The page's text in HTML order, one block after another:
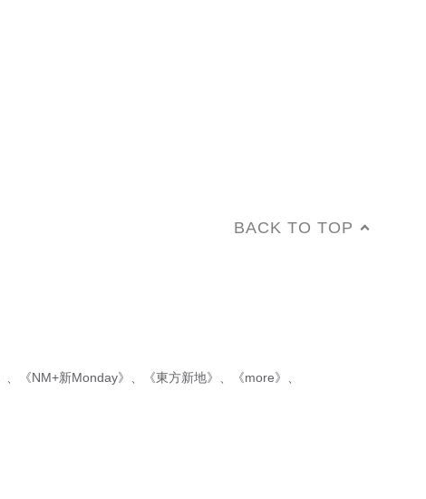
BACK TO TOP
《NM+新Monday》 《東方新地》 《more》